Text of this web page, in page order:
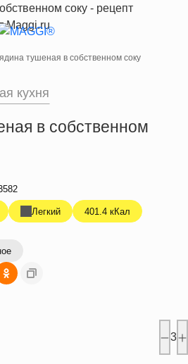
тушеная в собственном соку
кухня
в собственном
Легкий 401.4 кКал
3